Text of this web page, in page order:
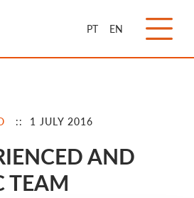
PT EN
:: 1 JULY 2016
AND
TEAM